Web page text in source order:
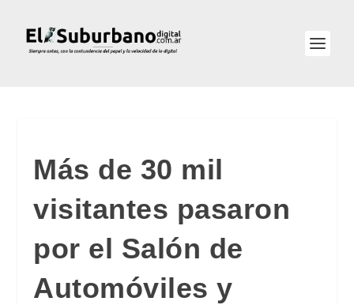
Más de 30 mil
visitantes pasaron
por el Salón de
Automóviles y